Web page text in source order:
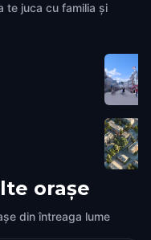
te juca cu familia și
orașe
din întreaga lume